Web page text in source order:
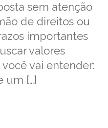
sem atenção
de direitos ou
importantes
valores
vai entender:
um […]